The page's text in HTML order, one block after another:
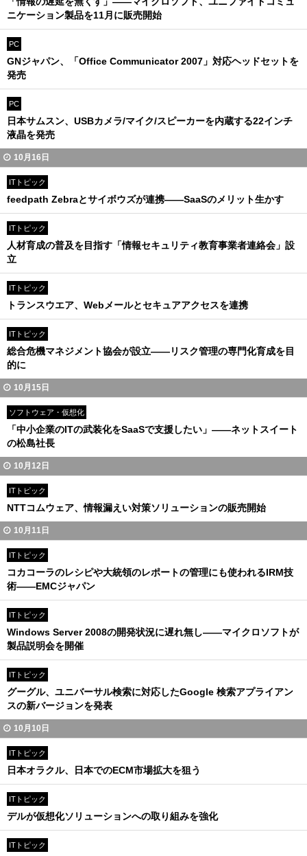
ニケーション製品を11月に販売開始
PC
GNジャパン、「Office Communicator 2007」対応ヘッドセットを
発売
PC
日本サムスン、USBカメラ/マイク/スピーカーを内蔵する22インチ
液晶を発売
10月16日
ITトピック
feedpath Zebraとサイボウズが連携――SaaSのメリット生かす
ITトピック
人材育成の普及を目指す「情報セキュリティ教育事業者連絡会」設
立
ITトピック
トランスウエア、Webメールとセキュアアクセスを連携
ITトピック
総合危機マネジメント協会が設立――リスク管理の専門化育成を目
的に
10月15日
ソフトウェア・仮想化
「中小企業のITの武装化をSaaSで支援したい」――ネットスイート
の松島社長
10月12日
ITトピック
NTTコムウェア、情報漏えい対策ソリューションの販売開始
10月11日
ITトピック
コカコーラのレシピや大統領のレポートの管理にも使われるIRM技
術――EMCジャパン
ITトピック
Windows Server 2008の開発状況に遅れ無し――マイクロソフトが
製品説明会を開催
ITトピック
グーグル、ユニバーサル検索に対応したGoogle 検索アプライアン
スの新バージョンを発表
10月10日
ITトピック
日本オラクル、日本でのECM市場拡大を狙う
ITトピック
デルが仮想化ソリューションへの取り組みを強化
ITトピック